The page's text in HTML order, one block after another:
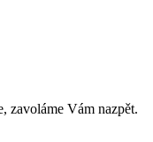
zavoláme Vám nazpět.